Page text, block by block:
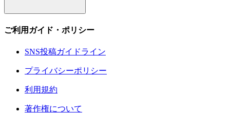
ご利用ガイド・ポリシー
SNS投稿ガイドライン
プライバシーポリシー
利用規約
著作権について